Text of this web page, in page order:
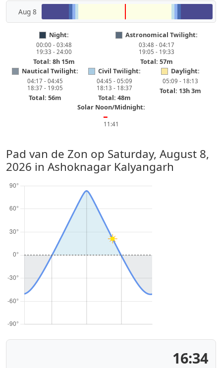
Aug 8
Night:
00:00 - 03:48
19:33 - 24:00
Total: 8h 15m
Astronomical Twilight:
03:48 - 04:17
19:05 - 19:33
Total: 57m
Nautical Twilight:
04:17 - 04:45
18:37 - 19:05
Total: 56m
Civil Twilight:
04:45 - 05:09
18:13 - 18:37
Total: 48m
Daylight:
05:09 - 18:13
Total: 13h 3m
Solar Noon/Midnight:
━
11:41
Pad van de Zon op Saturday, August 8,
2026 in Ashoknagar Kalyangarh
16:34